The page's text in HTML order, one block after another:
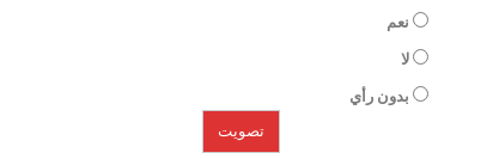
نعم
لا
بدون رأي